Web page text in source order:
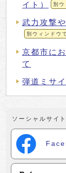
イト）
別ウ
武力攻撃
別ウィンドウ
京都市に
て
弾道ミサ
ソーシャルサイ